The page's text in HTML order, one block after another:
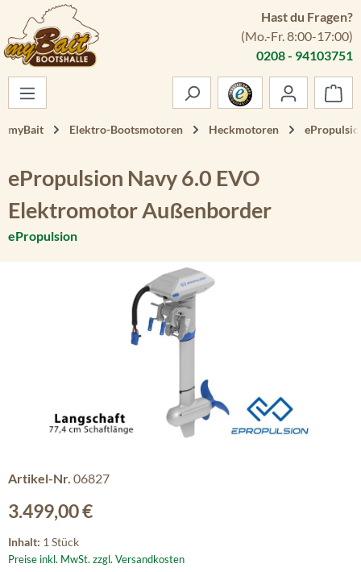
Zum Hauptinhalt springen
Hast du Fragen?
(Mo.-Fr. 8:00-17:00)
0208 - 94103751
myBait Elektro-Bootsmotoren Heckmotoren
ePropulsion Navy 6.0 EVO
Elektromotor Außenborder
ePropulsion
Artikel-Nr. 06827
Regulärer Preis:
3.499,00 €
Inhalt: 1 Stück
Preise inkl. MwSt. zzgl. Versandkosten